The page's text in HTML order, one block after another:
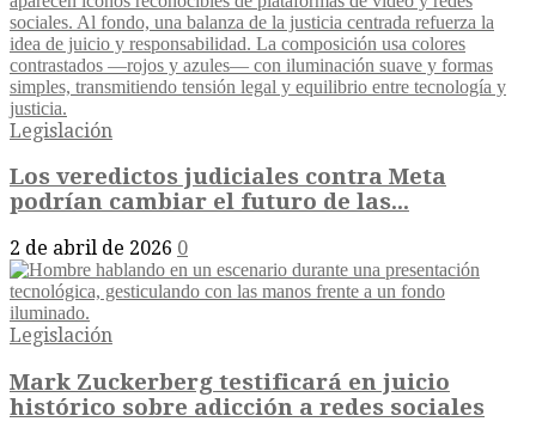
Legislación
Los veredictos judiciales contra Meta
podrían cambiar el futuro de las...
2 de abril de 2026 0
Legislación
Mark Zuckerberg testificará en juicio
histórico sobre adicción a redes sociales